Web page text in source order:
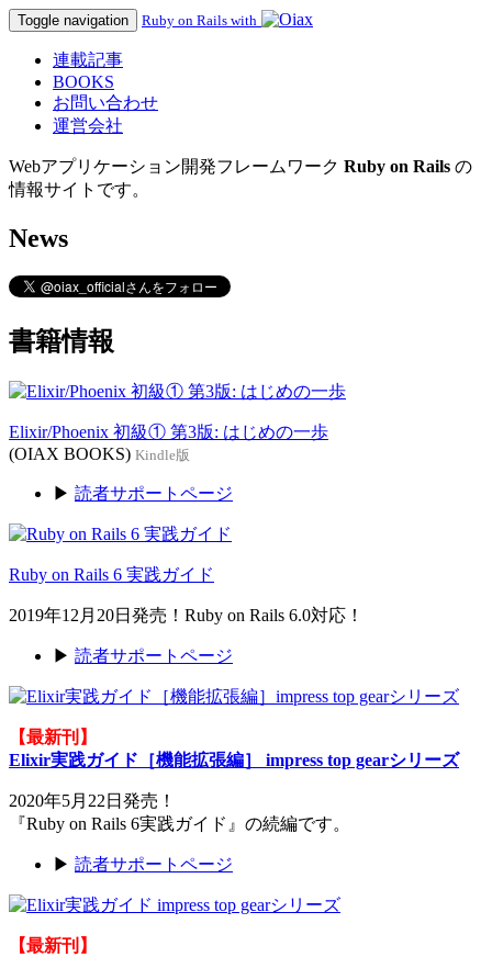
Toggle navigation Ruby on Rails with
連載記事
BOOKS
お問い合わせ
運営会社
Webアプリケーション開発フレームワーク Ruby on Rails の
情報サイトです。
News
書籍情報
Elixir/Phoenix 初級① 第3版: はじめの一歩
(OIAX BOOKS) Kindle版
▶ 読者サポートページ
Ruby on Rails 6 実践ガイド
2019年12月20日発売！Ruby on Rails 6.0対応！
▶ 読者サポートページ
【最新刊】
Elixir実践ガイド［機能拡張編］ impress top gearシリーズ
2020年5月22日発売！
『Ruby on Rails 6実践ガイド』の続編です。
▶ 読者サポートページ
【最新刊】